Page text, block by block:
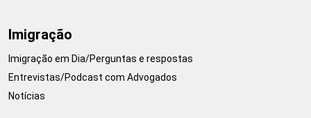
Imigração
Imigração em Dia/Perguntas e respostas
Entrevistas/Podcast com Advogados
Notícias